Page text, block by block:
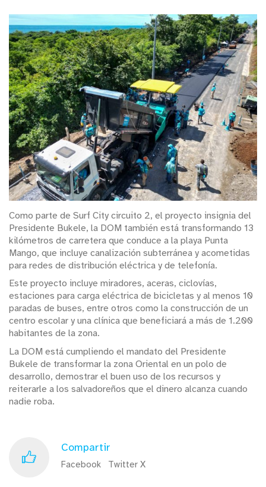
Como parte de Surf City circuito 2, el proyecto insignia del
Presidente Bukele, la DOM también está transformando 13
kilómetros de carretera que conduce a la playa Punta
Mango, que incluye canalización subterránea y acometidas
para redes de distribución eléctrica y de telefonía.
Este proyecto incluye miradores, aceras, ciclovías,
estaciones para carga eléctrica de bicicletas y al menos 10
paradas de buses, entre otros como la construcción de un
centro escolar y una clínica que beneficiará a más de 1.200
habitantes de la zona.
La DOM está cumpliendo el mandato del Presidente
Bukele de transformar la zona Oriental en un polo de
desarrollo, demostrar el buen uso de los recursos y
reiterarle a los salvadoreños que el dinero alcanza cuando
nadie roba.
Compartir
Facebook Twitter X